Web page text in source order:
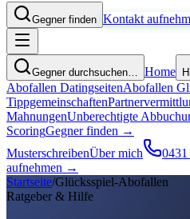
Gegner finden Kontakt
Gegner durchsuchen… Home
Abofallen DatingseitenAbofallen
Tippgemeinschaften
MahnungenUnberechtigte
ScoringGegner finden →
MusterschreibenÜber mich
aufnehmen →
Startseite/Glücksspiel-Abofallen
Ratgeber & Hilfe